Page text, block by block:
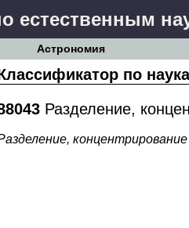
естественным
Астрономия
по
Разделение,